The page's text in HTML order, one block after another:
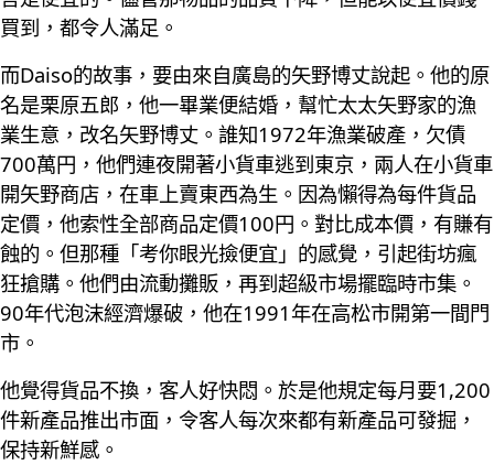
買到，都令人滿足。
而Daiso的故事，要由來自廣島的矢野博丈說起。他的原
名是栗原五郎，他一畢業便結婚，幫忙太太矢野家的漁
業生意，改名矢野博丈。誰知1972年漁業破產，欠債
700萬円，他們連夜開著小貨車逃到東京，兩人在小貨車
開矢野商店，在車上賣東西為生。因為懶得為每件貨品
定價，他索性全部商品定價100円。對比成本價，有賺有
蝕的。但那種「考你眼光撿便宜」的感覺，引起街坊瘋
狂搶購。他們由流動攤販，再到超級市場擺臨時市集。
90年代泡沫經濟爆破，他在1991年在高松市開第一間門
市。
他覺得貨品不換，客人好快悶。於是他規定每月要1,200
件新產品推出市面，令客人每次來都有新產品可發掘，
保持新鮮感。